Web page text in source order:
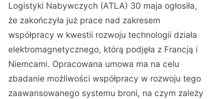
Logistyki Nabywczych (ATLA) 30 maja ogłosiła,
że zakończyła już prace nad zakresem
współpracy w kwestii rozwoju technologii działa
elektromagnetycznego, którą podjęła z Francją i
Niemcami. Opracowana umowa ma na celu
zbadanie możliwości współpracy w rozwoju tego
zaawansowanego systemu broni, na czym zależy